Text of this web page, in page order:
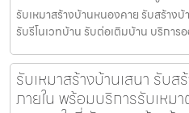
รับเหมาสร้างบ้านหนองคาย รับสร้างบ้
รับรีโนเวทบ้าน รับต่อเติมบ้าน บริการ
รับเหมาสร้างบ้านเสนา รับ
ภายใน พร้อมบริการรับเหม